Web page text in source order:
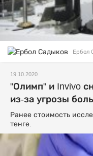
Ербол
19.10.2020
"Олимп" и Invivo
из-за угрозы
Ранее стоимость
тенге.